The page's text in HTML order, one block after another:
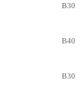
B30
B40
B30